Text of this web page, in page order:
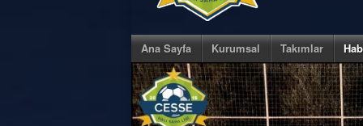
Ana Sayfa Kurumsal Takımlar